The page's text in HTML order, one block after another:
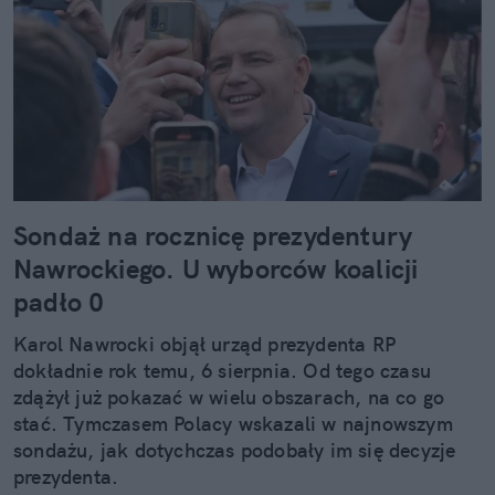
Sondaż na rocznicę prezydentury
Nawrockiego. U wyborców koalicji
padło 0
Karol Nawrocki objął urząd prezydenta RP
dokładnie rok temu, 6 sierpnia. Od tego czasu
zdążył już pokazać w wielu obszarach, na co go
stać. Tymczasem Polacy wskazali w najnowszym
sondażu, jak dotychczas podobały im się decyzje
prezydenta.